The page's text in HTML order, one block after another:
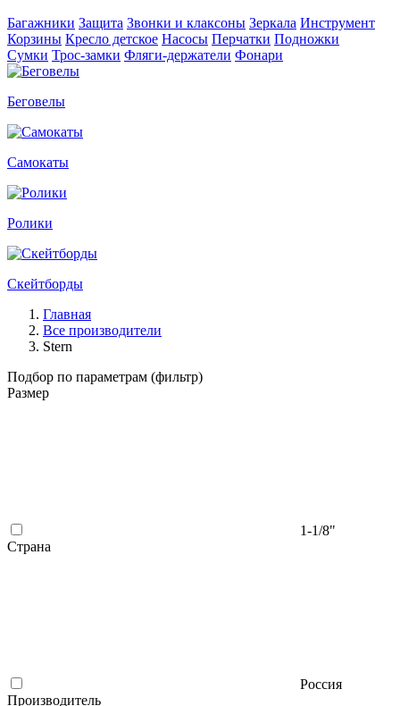
Багажники Защита Звонки и клаксоны Зеркала Инструмент
Корзины Кресло детское Насосы Перчатки Подножки
Сумки Трос-замки Фляги-держатели Фонари
Беговелы
Самокаты
Ролики
Скейтборды
Главная
Все производители
Stern
Подбор по параметрам (фильтр)
Размер
1-1/8"
Страна
Россия
Производитель